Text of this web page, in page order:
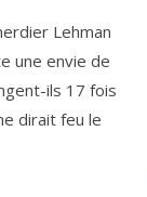
Lehman
une envie de
ils 17 fois
dirait feu le